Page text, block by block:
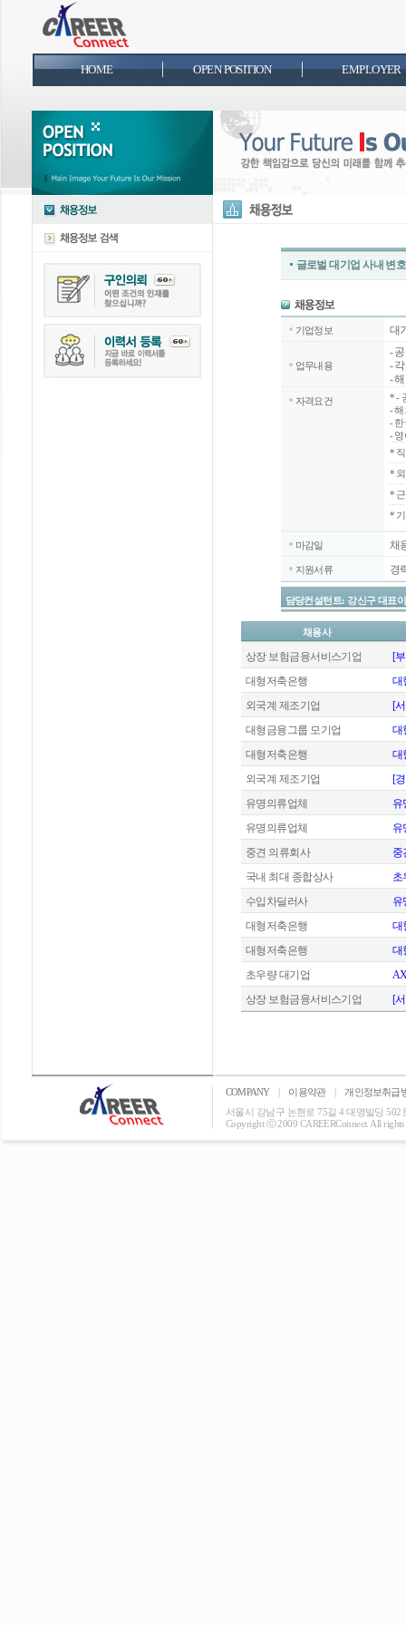
HOME OPEN POSITION EMPLOYER
글로벌 대기업 사내 변
기업정보 대
업무내용
-
-
-
자격요건 *-
-
-
-
*
*
*
*
마감일 채
지원서류 경
담당컨설턴트: 강신구 대표
채용사
상장 보험금융서비스기업
[
대형저축은행
대
외국계 제조기업
[
대형금융그룹 모기업
대
대형저축은행
대
외국계 제조기업
[
유명의류업체
유
유명의류업체
유
중견 의류회사
중
국내 최대 종합상사
초
수입차딜러사
유
대형저축은행
대
대형저축은행
대
초우량 대기업
상장 보험금융서비스기업
[
COMPANY | 이용약관 |
개인정보취급
서울시 강남구 논현로 75길 4 대명빌딩 502
Copyright ⓒ 2009 CAREERConnect. All rights